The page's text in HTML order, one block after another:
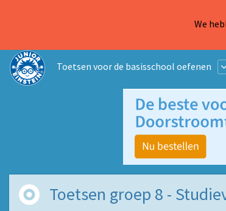
We
Toetsen voor de basisschool oefenen
Toetsen groep 8 -